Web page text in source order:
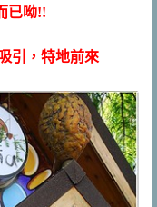
已呦!!
引，特地前來